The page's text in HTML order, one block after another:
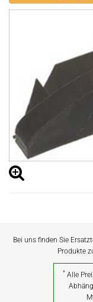
Bei uns finden Sie
Produkte
* Alle